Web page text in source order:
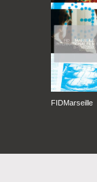
FIDMarseille